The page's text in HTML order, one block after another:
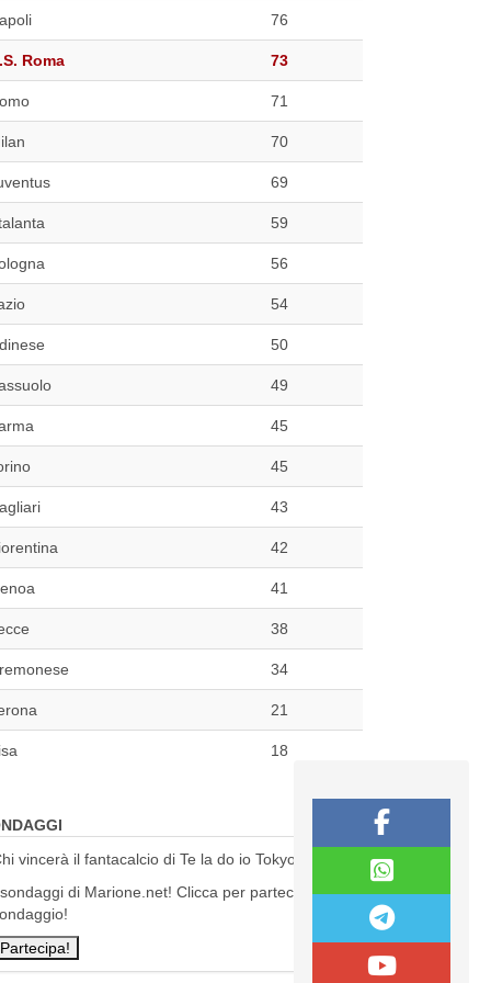
76
Roma 73
71
70
69
59
56
54
50
49
45
45
43
42
41
38
34
21
18
vincerà il fantacalcio di Te la do io Tokyo?
di Marione.net! Clicca per partecipare al